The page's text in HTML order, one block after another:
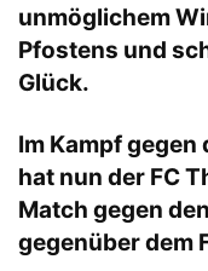
unmöglichem
Pfostens und
Glück.
Im Kampf
hat nun der FC
Match gegen
gegenüber dem